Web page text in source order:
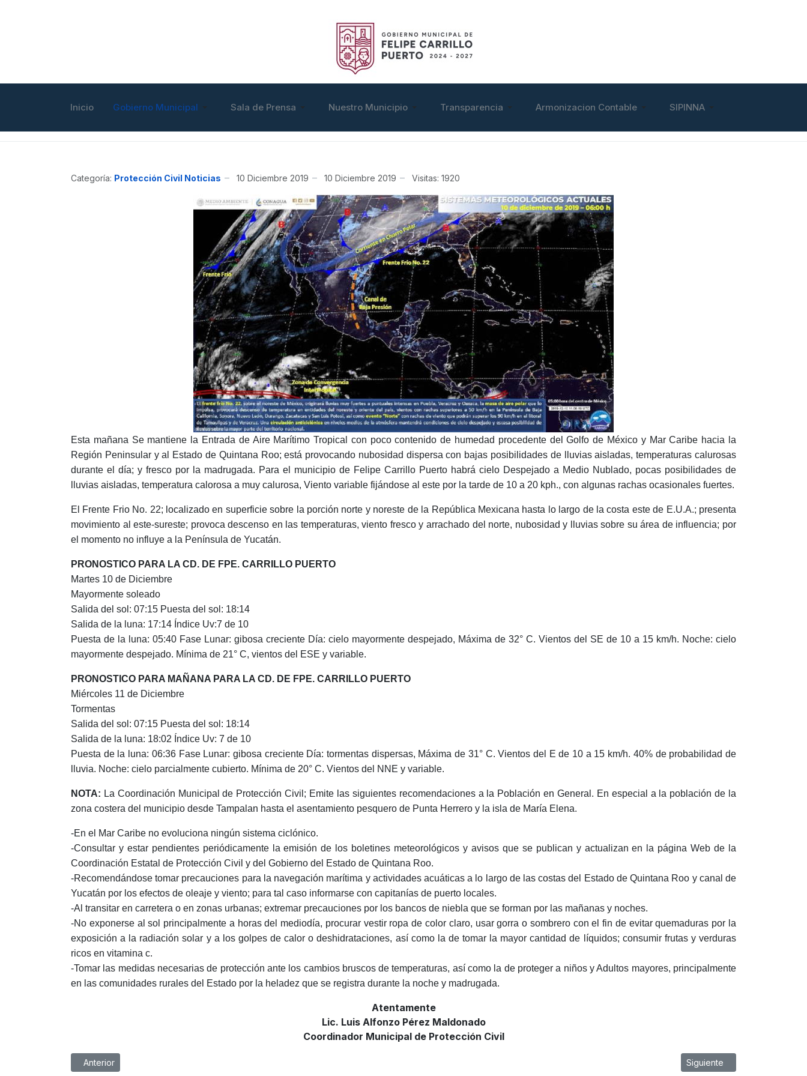
Inicio Gobierno Municipal Sala de Prensa Nuestro Municipio Transparencia Armonizacion Contable SIPINNA
Categoría: Protección Civil Noticias 10 Diciembre 2019 10 Diciembre 2019 Visitas: 1920
Esta mañana Se mantiene la Entrada de Aire Marítimo Tropical con poco contenido de humedad procedente del Golfo de México y Mar Caribe hacia la
Región Peninsular y al Estado de Quintana Roo; está provocando nubosidad dispersa con bajas posibilidades de lluvias aisladas, temperaturas calurosas
durante el día; y fresco por la madrugada. Para el municipio de Felipe Carrillo Puerto habrá cielo Despejado a Medio Nublado, pocas posibilidades de
lluvias aisladas, temperatura calorosa a muy calurosa, Viento variable fijándose al este por la tarde de 10 a 20 kph., con algunas rachas ocasionales fuertes.
El Frente Frio No. 22; localizado en superficie sobre la porción norte y noreste de la República Mexicana hasta lo largo de la costa este de E.U.A.; presenta
movimiento al este-sureste; provoca descenso en las temperaturas, viento fresco y arrachado del norte, nubosidad y lluvias sobre su área de influencia; por
el momento no influye a la Península de Yucatán.
PRONOSTICO PARA LA CD. DE FPE. CARRILLO PUERTO
Martes 10 de Diciembre
Mayormente soleado
Salida del sol: 07:15 Puesta del sol: 18:14
Salida de la luna: 17:14 Índice Uv:7 de 10
Puesta de la luna: 05:40 Fase Lunar: gibosa creciente Día: cielo mayormente despejado, Máxima de 32° C. Vientos del SE de 10 a 15 km/h. Noche: cielo
mayormente despejado. Mínima de 21° C, vientos del ESE y variable.
PRONOSTICO PARA MAÑANA PARA LA CD. DE FPE. CARRILLO PUERTO
Miércoles 11 de Diciembre
Tormentas
Salida del sol: 07:15 Puesta del sol: 18:14
Salida de la luna: 18:02 Índice Uv: 7 de 10
Puesta de la luna: 06:36 Fase Lunar: gibosa creciente Día: tormentas dispersas, Máxima de 31° C. Vientos del E de 10 a 15 km/h. 40% de probabilidad de
lluvia. Noche: cielo parcialmente cubierto. Mínima de 20° C. Vientos del NNE y variable.
NOTA: La Coordinación Municipal de Protección Civil; Emite las siguientes recomendaciones a la Población en General. En especial a la población de la
zona costera del municipio desde Tampalan hasta el asentamiento pesquero de Punta Herrero y la isla de María Elena.
-En el Mar Caribe no evoluciona ningún sistema ciclónico.
-Consultar y estar pendientes periódicamente la emisión de los boletines meteorológicos y avisos que se publican y actualizan en la página Web de la
Coordinación Estatal de Protección Civil y del Gobierno del Estado de Quintana Roo.
-Recomendándose tomar precauciones para la navegación marítima y actividades acuáticas a lo largo de las costas del Estado de Quintana Roo y canal de
Yucatán por los efectos de oleaje y viento; para tal caso informarse con capitanías de puerto locales.
-Al transitar en carretera o en zonas urbanas; extremar precauciones por los bancos de niebla que se forman por las mañanas y noches.
-No exponerse al sol principalmente a horas del mediodía, procurar vestir ropa de color claro, usar gorra o sombrero con el fin de evitar quemaduras por la
exposición a la radiación solar y a los golpes de calor o deshidrataciones, así como la de tomar la mayor cantidad de líquidos; consumir frutas y verduras
ricos en vitamina c.
-Tomar las medidas necesarias de protección ante los cambios bruscos de temperaturas, así como la de proteger a niños y Adultos mayores, principalmente
en las comunidades rurales del Estado por la heladez que se registra durante la noche y madrugada.
Atentamente
Lic. Luis Alfonzo Pérez Maldonado
Coordinador Municipal de Protección Civil
Artículo anterior: BOLETÍN METEOROLÓGICO MIERCOLES 18-12-2019
Anterior Artículo siguiente: BOLETÍN
Siguiente